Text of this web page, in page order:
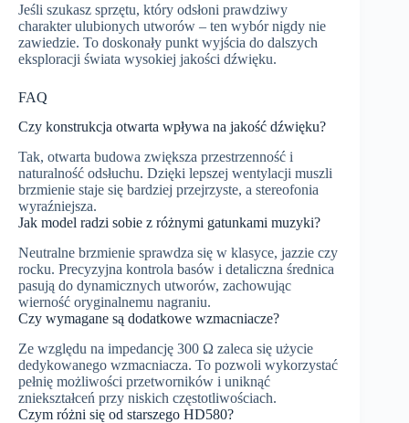
Jeśli szukasz sprzętu, który odsłoni prawdziwy
charakter ulubionych utworów – ten wybór nigdy nie
zawiedzie. To doskonały punkt wyjścia do dalszych
eksploracji świata wysokiej jakości dźwięku.
FAQ
Czy konstrukcja otwarta wpływa na jakość dźwięku?
Tak, otwarta budowa zwiększa przestrzenność i
naturalność odsłuchu. Dzięki lepszej wentylacji muszli
brzmienie staje się bardziej przejrzyste, a stereofonia
wyraźniejsza.
Jak model radzi sobie z różnymi gatunkami muzyki?
Neutralne brzmienie sprawdza się w klasyce, jazzie czy
rocku. Precyzyjna kontrola basów i detaliczna średnica
pasują do dynamicznych utworów, zachowując
wierność oryginalnemu nagraniu.
Czy wymagane są dodatkowe wzmacniacze?
Ze względu na impedancję 300 Ω zaleca się użycie
dedykowanego wzmacniacza. To pozwoli wykorzystać
pełnię możliwości przetworników i uniknąć
zniekształceń przy niskich częstotliwościach.
Czym różni się od starszego HD580?